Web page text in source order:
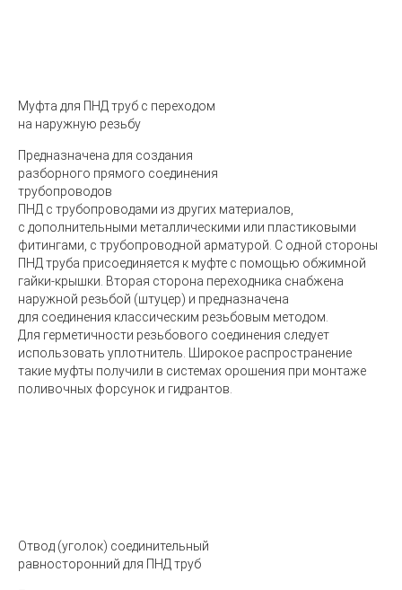
Муфта для ПНД труб с переходом
на наружную резьбу
Предназначена для создания
разборного прямого соединения
трубопроводов
ПНД с трубопроводами из других материалов,
с дополнительными металлическими или пластиковыми
фитингами, с трубопроводной арматурой. С одной стороны
ПНД труба присоединяется к муфте с помощью обжимной
гайки-крышки. Вторая сторона переходника снабжена
наружной резьбой (штуцер) и предназначена
для соединения классическим резьбовым методом.
Для герметичности резьбового соединения следует
использовать уплотнитель. Широкое распространение
такие муфты получили в системах орошения при монтаже
поливочных форсунок и гидрантов.
Отвод (уголок) соединительный
равносторонний для ПНД труб